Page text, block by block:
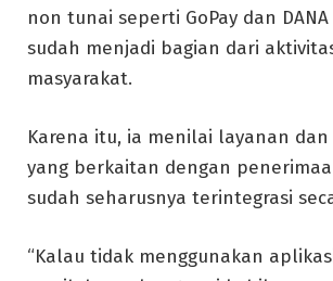
non tunai seperti GoPay dan
sudah menjadi bagian dari
masyarakat.
Karena itu, ia menilai layanan
yang berkaitan dengan
sudah seharusnya terintegrasi
“Kalau tidak menggunakan